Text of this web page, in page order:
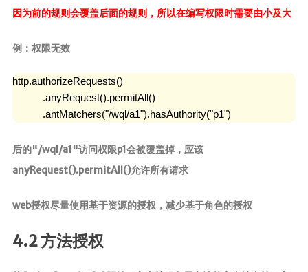
因为前的规则会覆盖后面的规则，所以在编写权限时需要由小及大
例：权限无效
http.authorizeRequests()
           .anyRequest().permitAll()
           .antMatchers("/wql/a1").hasAuthority("p1")
后的"/wql/a1"访问权限p1会被覆盖掉，应该
anyRequest().permitAll()允许所有请求
web授权尽量使用基于资源的授权，减少基于角色的授权
4.2 方法授权